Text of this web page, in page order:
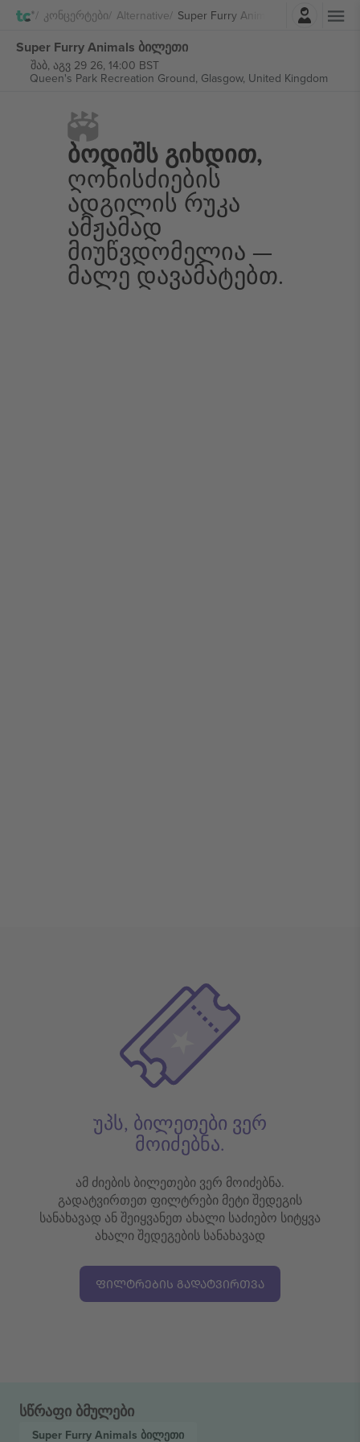
Კონცერტები Alternative Super Furry Animals
შესვლა
Super Furry Animals ბილეთი
შაბ, აგვ 29 26, 14:00 BST
Queen's Park Recreation Ground, Glasgow, United Kingdom
Ბოდიშს Გიხდით,
Ღონისძიების
Ადგილის Რუკა
Ამჟამად
Მიუწვდომელია —
Მალე Დავამატებთ.
უპს, ბილეთები ვერ
მოიძებნა.
ამ ძიების ბილეთები ვერ მოიძებნა.
გადატვირთეთ ფილტრები მეტი შედეგის
სანახავად ან შეიყვანეთ ახალი საძიებო სიტყვა
ახალი შედეგების სანახავად
ᲤᲘᲚᲢᲠᲔᲑᲘᲡ ᲒᲐᲓᲐᲢᲕᲘᲠᲗᲕᲐ
სწრაფი ბმულები
Super Furry Animals ბილეთი